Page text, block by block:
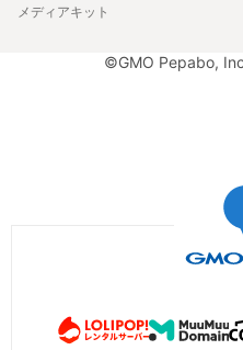
メディアキット
©GMO Pepabo,